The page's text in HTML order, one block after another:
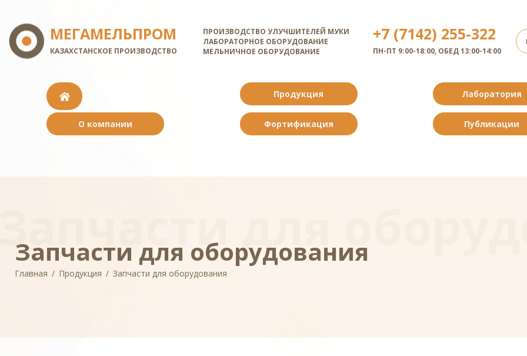
МЕГАМЕЛЬПРОМ
КАЗАХСТАНСКОЕ ПРОИЗВОДСТВО
ПРОИЗВОДСТВО УЛУЧШИТЕЛЕЙ МУКИ
ЛАБОРАТОРНОЕ ОБОРУДОВАНИЕ
МЕЛЬНИЧНОЕ ОБОРУДОВАНИЕ
+7 (7142) 255-322
ПН-ПТ 9:00-18:00, ОБЕД 13:00-14:00
О компании
Продукция
Фортификация
Лаборатория
Публикации
для
Запчасти для оборудования
Главная / Продукция / Запчасти для оборудования